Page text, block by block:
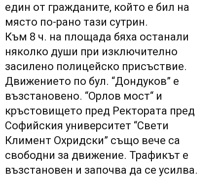
един от гражданите, който е бил на
място по-рано тази сутрин.
Към 8 ч. на площада бяха останали
няколко души при изключително
засилено полицейско присъствие.
Движението по бул. “Дондуков” е
възстановено. “Орлов мост“ и
кръстовището пред Ректората пред
Софийския университет “Свети
Климент Охридски” също вече са
свободни за движение. Трафикът е
възстановен и започва да се усилва.